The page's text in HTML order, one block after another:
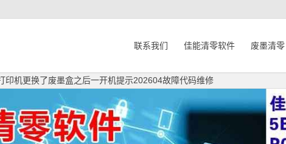
联系我们 佳能清零软件 废墨清零
印机更换了废墨盒之后一开机提示202604故障代码维修